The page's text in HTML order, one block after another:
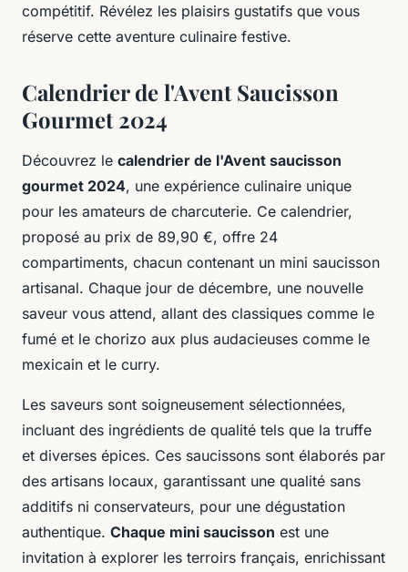
compétitif. Révélez les plaisirs gustatifs que vous
réserve cette aventure culinaire festive.
Calendrier de l'Avent Saucisson
Gourmet 2024
Découvrez le calendrier de l'Avent saucisson
gourmet 2024, une expérience culinaire unique
pour les amateurs de charcuterie. Ce calendrier,
proposé au prix de 89,90 €, offre 24
compartiments, chacun contenant un mini saucisson
artisanal. Chaque jour de décembre, une nouvelle
saveur vous attend, allant des classiques comme le
fumé et le chorizo aux plus audacieuses comme le
mexicain et le curry.
Les saveurs sont soigneusement sélectionnées,
incluant des ingrédients de qualité tels que la truffe
et diverses épices. Ces saucissons sont élaborés par
des artisans locaux, garantissant une qualité sans
additifs ni conservateurs, pour une dégustation
authentique. Chaque mini saucisson est une
invitation à explorer les terroirs français, enrichissant